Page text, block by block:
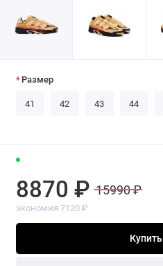
8870 ₽ 15990 ₽
экономия 7120 ₽
Купить
Размер
41 42 43 44